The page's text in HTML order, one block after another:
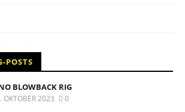
POSTS
BLOWBACK RIG
OKTOBER 2023 0